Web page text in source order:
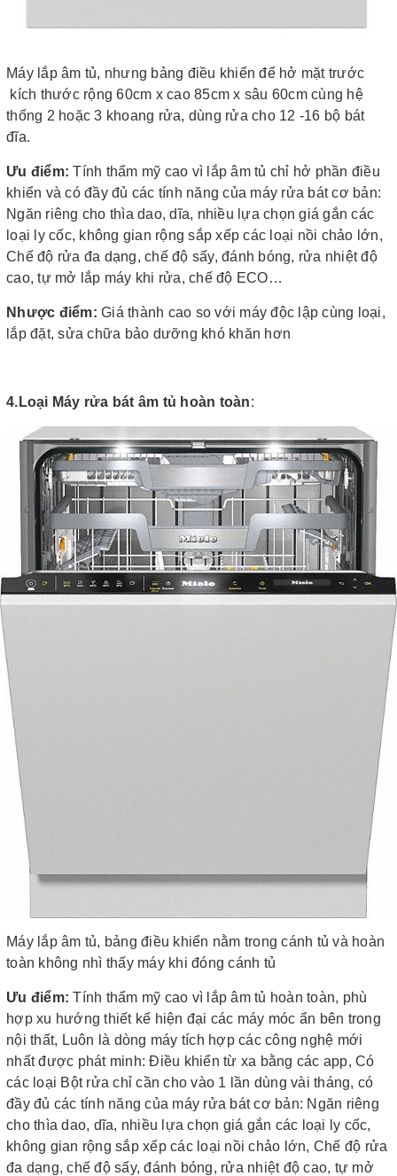
Máy lắp âm tủ, nhưng bảng điều khiển để hở mặt trước
kích thước rộng 60cm x cao 85cm x sâu 60cm cùng hệ
thống 2 hoặc 3 khoang rửa, dùng rửa cho 12 -16 bộ bát
đĩa.
Ưu điểm:Tính thẩm mỹ cao vì lắp âm tủ chỉ hở phần điều
khiển và có đầy đủ các tính năng của máy rửa bát cơ bản:
Ngăn riêng cho thìa dao, dĩa, nhiều lựa chọn giá gắn các
loại ly cốc, không gian rộng sắp xếp các loại nồi chảo lớn,
Chế độ rửa đa dạng, chế độ sấy, đánh bóng, rửa nhiệt độ
cao, tự mở lắp máy khi rửa, chế độ ECO…
Nhược điểm: Giá thành cao so với máy độc lập cùng loại,
lắp đặt, sửa chữa bảo dưỡng khó khăn hơn
4.Loại Máy rửa bát âm tủ hoàn toàn:
Máy lắp âm tủ, bảng điều khiển nằm trong cánh tủ và hoàn
toàn không nhì thấy máy khi đóng cánh tủ
Ưu điểm:Tính thẩm mỹ cao vì lắp âm tủ hoàn toàn, phù
hợp xu hướng thiết kế hiện đại các máy móc ẩn bên trong
nội thất, Luôn là dòng máy tích hợp các công nghệ mới
nhất được phát minh: Điều khiển từ xa bằng các app, Có
các loại Bột rửa chỉ cần cho vào 1 lần dùng vài tháng, có
đầy đủ các tính năng của máy rửa bát cơ bản: Ngăn riêng
cho thìa dao, dĩa, nhiều lựa chọn giá gắn các loại ly cốc,
không gian rộng sắp xếp các loại nồi chảo lớn, Chế độ rửa
đa dạng, chế độ sấy, đánh bóng, rửa nhiệt độ cao, tự mở